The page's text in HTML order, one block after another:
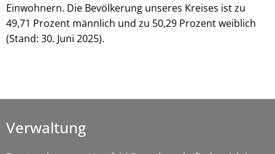
Einwohnern. Die Bevölkerung unseres Kreises ist zu
49,71 Prozent männlich und zu 50,29 Prozent weiblich
(Stand: 30. Juni 2025).
Verwaltung